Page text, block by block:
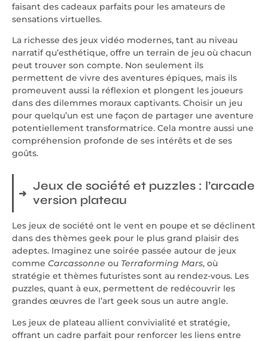
faisant des cadeaux parfaits pour les amateurs de
sensations virtuelles.
La richesse des jeux vidéo modernes, tant au niveau
narratif qu’esthétique, offre un terrain de jeu où chacun
peut trouver son compte. Non seulement ils
permettent de vivre des aventures épiques, mais ils
promeuvent aussi la réflexion et plongent les joueurs
dans des dilemmes moraux captivants. Choisir un jeu
pour quelqu’un est une façon de partager une aventure
potentiellement transformatrice. Cela montre aussi une
compréhension profonde de ses intérêts et de ses
goûts.
Jeux de société et puzzles : l’arcade
version plateau
Les jeux de société ont le vent en poupe et se déclinent
dans des thèmes geek pour le plus grand plaisir des
adeptes. Imaginez une soirée passée autour de jeux
comme Carcassonne ou Terraforming Mars, où
stratégie et thèmes futuristes sont au rendez-vous. Les
puzzles, quant à eux, permettent de redécouvrir les
grandes œuvres de l’art geek sous un autre angle.
Les jeux de plateau allient convivialité et stratégie,
offrant un cadre parfait pour renforcer les liens entre